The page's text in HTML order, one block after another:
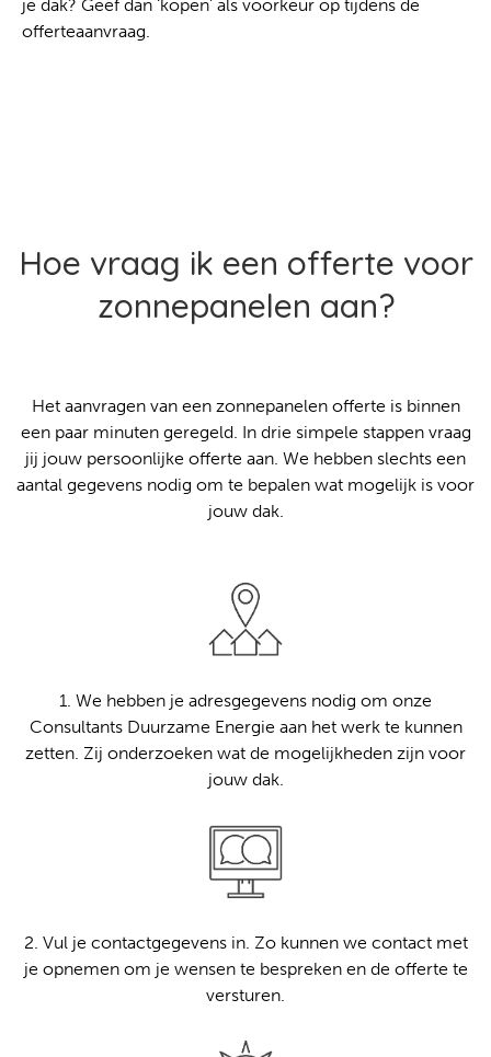
je dak? Geef dan ‘kopen’ als voorkeur op tijdens de
offerteaanvraag.
Hoe vraag ik een offerte voor
zonnepanelen aan?
Het aanvragen van een zonnepanelen offerte is binnen
een paar minuten geregeld. In drie simpele stappen vraag
jij jouw persoonlijke offerte aan. We hebben slechts een
aantal gegevens nodig om te bepalen wat mogelijk is voor
jouw dak.
1. We hebben je adresgegevens nodig om onze
Consultants Duurzame Energie aan het werk te kunnen
zetten. Zij onderzoeken wat de mogelijkheden zijn voor
jouw dak.
2. Vul je contactgegevens in. Zo kunnen we contact met
je opnemen om je wensen te bespreken en de offerte te
versturen.